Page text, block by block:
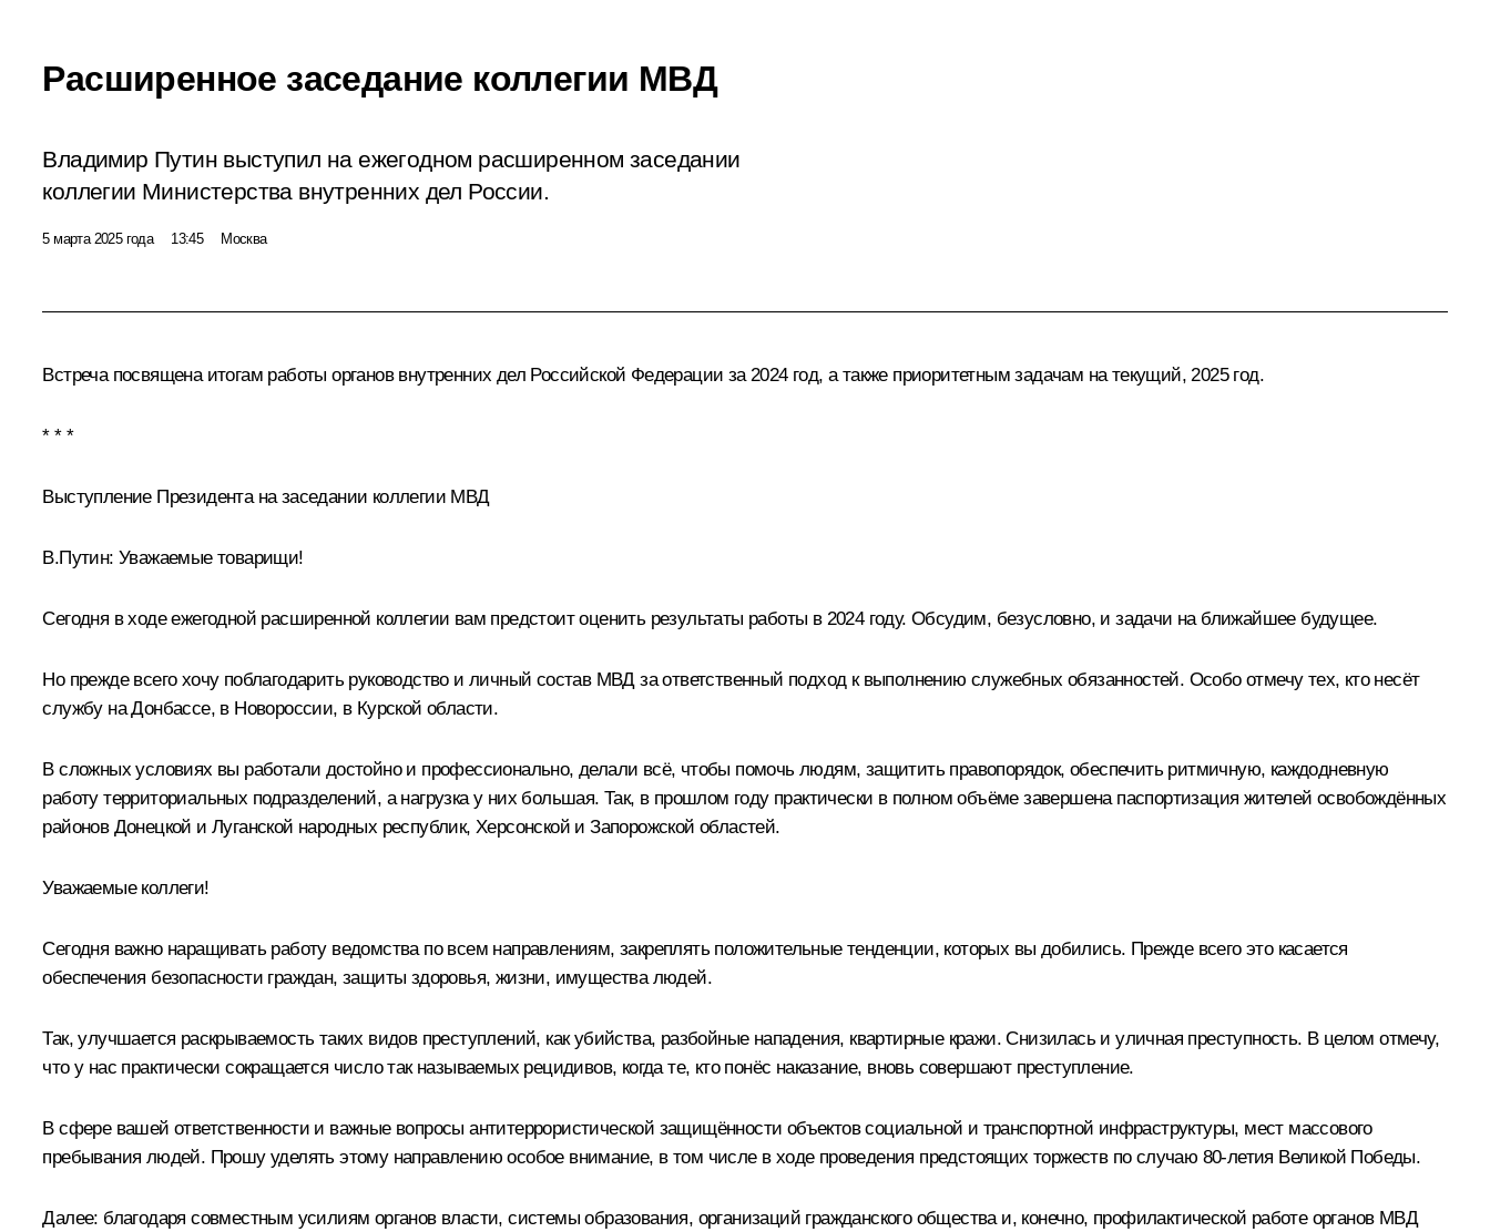
Расширенное заседание коллегии МВД
Владимир Путин выступил на ежегодном расширенном заседании
коллегии Министерства внутренних дел России.
5 марта 2025 года 13:45 Москва
Встреча посвящена итогам работы органов внутренних дел Российской Федерации за 2024 год, а также приоритетным задачам на текущий, 2025 год.
* * *
Выступление Президента на заседании коллегии МВД
В.Путин: Уважаемые товарищи!
Сегодня в ходе ежегодной расширенной коллегии вам предстоит оценить результаты работы в 2024 году. Обсудим, безусловно, и задачи на ближайшее будущее.
Но прежде всего хочу поблагодарить руководство и личный состав МВД за ответственный подход к выполнению служебных обязанностей. Особо отмечу тех, кто несёт
службу на Донбассе, в Новороссии, в Курской области.
В сложных условиях вы работали достойно и профессионально, делали всё, чтобы помочь людям, защитить правопорядок, обеспечить ритмичную, каждодневную
работу территориальных подразделений, а нагрузка у них большая. Так, в прошлом году практически в полном объёме завершена паспортизация жителей освобождённых
районов Донецкой и Луганской народных республик, Херсонской и Запорожской областей.
Уважаемые коллеги!
Сегодня важно наращивать работу ведомства по всем направлениям, закреплять положительные тенденции, которых вы добились. Прежде всего это касается
обеспечения безопасности граждан, защиты здоровья, жизни, имущества людей.
Так, улучшается раскрываемость таких видов преступлений, как убийства, разбойные нападения, квартирные кражи. Снизилась и уличная преступность. В целом отмечу,
что у нас практически сокращается число так называемых рецидивов, когда те, кто понёс наказание, вновь совершают преступление.
В сфере вашей ответственности и важные вопросы антитеррористической защищённости объектов социальной и транспортной инфраструктуры, мест массового
пребывания людей. Прошу уделять этому направлению особое внимание, в том числе в ходе проведения предстоящих торжеств по случаю 80-летия Великой Победы.
Далее: благодаря совместным усилиям органов власти, системы образования, организаций гражданского общества и, конечно, профилактической работе органов МВД